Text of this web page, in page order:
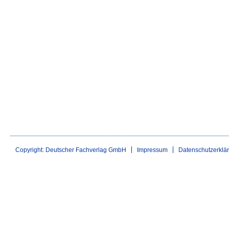
Copyright: Deutscher Fachverlag GmbH Impressum